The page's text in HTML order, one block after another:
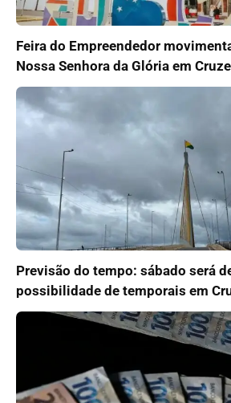
Feira do Empreendedor
Nossa Senhora da Glória em
Previsão do tempo: sábado será
possibilidade de temporais em